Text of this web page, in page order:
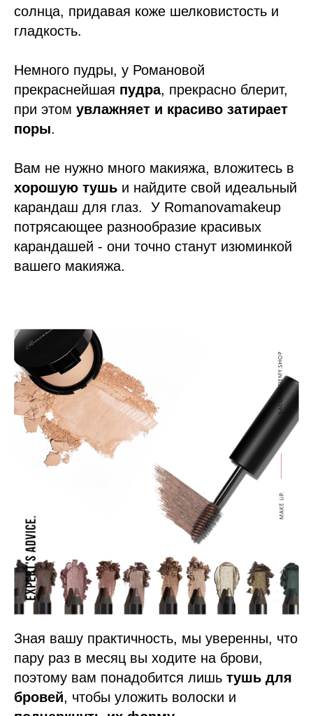
солнца, придавая коже шелковистость и
гладкость.
Немного пудры, у Романовой
прекраснейшая пудра, прекрасно блерит,
при этом увлажняет и красиво затирает
поры.
Вам не нужно много макияжа, вложитесь в
хорошую тушь и найдите свой идеальный
карандаш для глаз.
У Romanovamakeup
потрясающее разнообразие красивых
карандашей - они точно станут изюминкой
вашего макияжа.
Зная вашу практичность, мы уверенны, что
пару раз в месяц вы ходите на брови,
поэтому вам понадобится лишь тушь для
бровей, чтобы уложить волоски и